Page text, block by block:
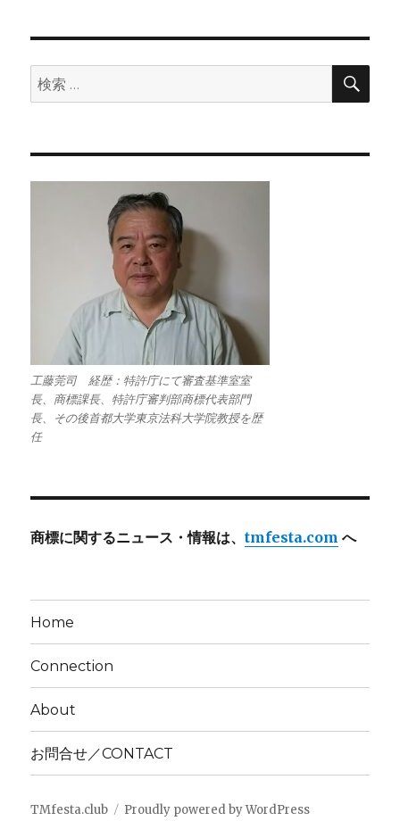
検
索:
検
工藤莞司 経歴：特許庁にて審査基準室室
長、商標課長、特許庁審判部商標代表部門
長、その後首都大学東京法科大学院教授を歴
任
商標に関するニュース・情報は、tmfesta.com へ
Home
Connection
About
お問合せ／CONTACT
TMfesta.club Proudly powered by WordPress